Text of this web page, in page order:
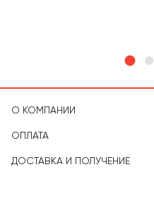
О КОМПАНИИ
ОПЛАТА
ДОСТАВКА И ПОЛУЧЕНИЕ